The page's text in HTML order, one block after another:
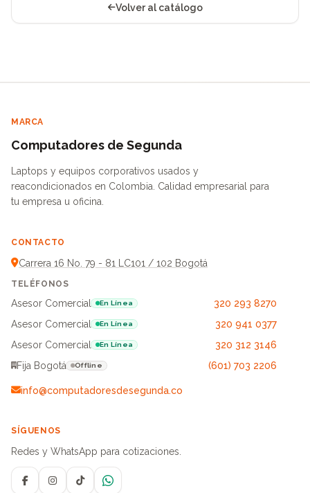
Volver al catálogo
MARCA
Computadores de Segunda
Laptops y equipos corporativos usados y
reacondicionados en Colombia. Calidad empresarial para
tu empresa u oficina.
CONTACTO
Carrera 16 No. 79 - 81 LC101 / 102 Bogotá
TELÉFONOS
Asesor Comercial En Línea
320 293 8270
Asesor Comercial
En Línea
320 941 0377
Asesor Comercial
En Línea
320 312 3146
Fija Bogotá
Offline (601) 703 2206
info@computadoresdesegunda.co
SÍGUENOS
Redes y WhatsApp para cotizaciones.
FacebookInstagramTikTokWhatsApp